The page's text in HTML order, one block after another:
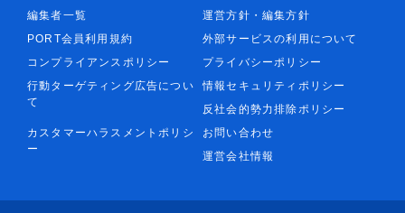
編集者一覧
運営方針・編集方針
PORT会員利用規約
外部サービスの利用について
コンプライアンスポリシー
プライバシーポリシー
行動ターゲティング広告につい
て
情報セキュリティポリシー
反社会的勢力排除ポリシー
カスタマーハラスメントポリシ
ー
お問い合わせ
運営会社情報